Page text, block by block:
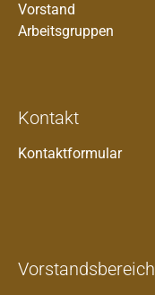
Vorstand
Arbeitsgruppen
Kontakt
Kontaktformular
Vorstandsbereich